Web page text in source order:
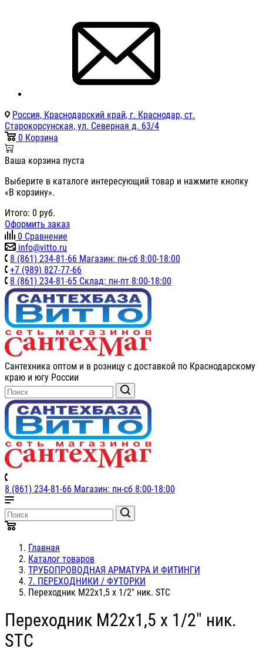
Россия, Краснодарский край, г. Краснодар, ст.
Старокорсунская, ул. Северная д. 63/4
0 Корзина
Ваша корзина пуста
Выберите в каталоге интересующий товар и нажмите кнопку
«В корзину».
Итого: 0 руб.
Оформить заказ
0 Сравнение
info@vitto.ru
8 (861) 234-81-66 Магазин: пн-сб 8:00-18:00
+7 (989) 827-77-66
8 (861) 234-81-65 Склад: пн-пт 8:00-18:00
Сантехника оптом и в розницу с доставкой по Краснодарскому
краю и югу России
8 (861) 234-81-66 Магазин: пн-сб 8:00-18:00
Главная
Каталог товаров
ТРУБОПРОВОДНАЯ АРМАТУРА И ФИТИНГИ
7. ПЕРЕХОДНИКИ / ФУТОРКИ
Переходник М22х1,5 х 1/2" ник. STC
Переходник М22х1,5 х 1/2" ник.
STC